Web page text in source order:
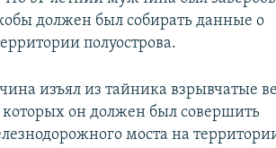
должен был собирать данные о
полуострова.
изъял из тайника взрывчатые
он должен был совершить
моста на